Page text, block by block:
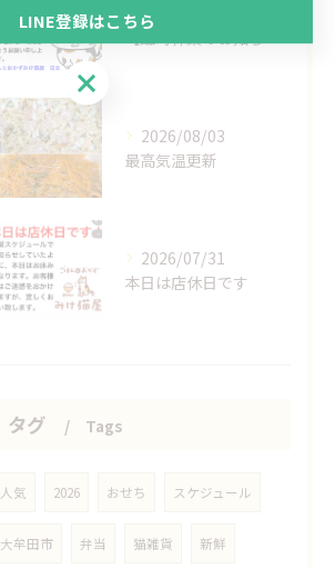
2026/08/07
2026/08/03
最高気温更新
2026/07/31
本日は店休日です
タグ Tags
人気 2026 おせち スケジュール
大牟田市 弁当 猫雑貨 新鮮
LINE登録はこちら
LINE登録はこちら